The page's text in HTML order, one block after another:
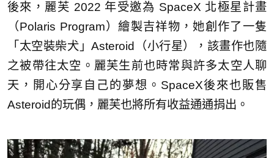
後來，麗芙 2022 年受邀為 SpaceX 北極星計畫
（Polaris Program）繪製吉祥物，她創作了一隻
「太空裝柴犬」Asteroid（小行星），該畫作也隨
之被帶往太空。麗芙生前也時常與許多太空人聊
天，開心分享自己的夢想。SpaceX後來也販售
Asteroid的玩偶，麗芙也將所有收益通通捐出。